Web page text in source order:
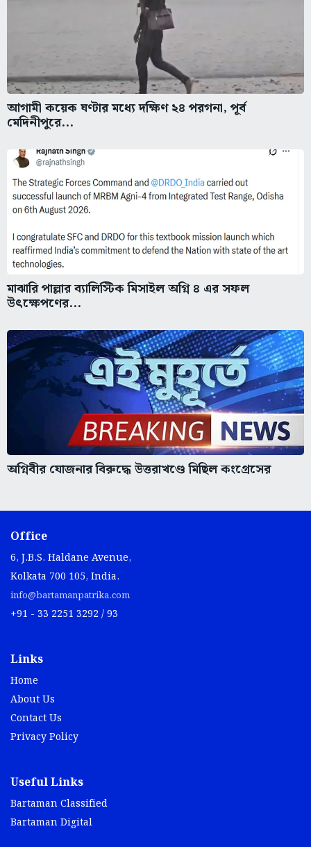
আগামী কয়েক ঘণ্টার মধ্যে দক্ষিণ ২৪ পরগনা, পূর্ব
মেদিনীপুরে...
মাঝারি পাল্লার ব্যালিস্টিক মিসাইল অগ্নি ৪ এর সফল
উৎক্ষেপণের...
অগ্নিবীর যোজনার বিরুদ্ধে উত্তরাখণ্ডে মিছিল কংগ্রেসের
Office
6, J.B.S. Haldane Avenue,
Kolkata 700 105, India.
info@bartamanpatrika.com
+91 - 33 2251 3292 / 93
Links
Home
About Us
Contact Us
Privacy Policy
Useful Links
Bartaman Classified
Bartaman Digital